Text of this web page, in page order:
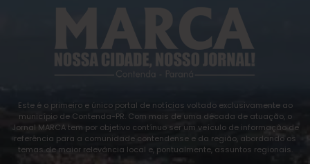
Este é o primeiro e único portal de notícias voltado exclusivamente ao
município de Contenda-PR. Com mais de uma década de atuação, o
Jornal MARCA tem por objetivo contínuo ser um veículo de informação de
referência para a comunidade contendense e da região, abordando os
temas de maior relevância local e, pontualmente, assuntos regionais.